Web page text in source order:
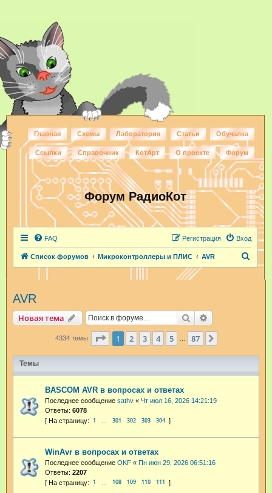
Главная Схемы Лаборатория Статьи Обучалка
Ссылки Справочник КотАрт О проекте Форум
Форум РадиоКот
FAQ Вход
Регистрация
Список форумов Микроконтроллеры и ПЛИС AVR
AVR
Новая тема Поиск
4334 темы Страница из 87
1 2 3 4 5 87
Темы
BASCOM AVR в вопросах и ответах
Последнее сообщение sathv « Чт июл 16, 2026 14:21:19
Ответы: 6078
1 … 301 302 303 304
WinAvr в вопросах и ответах
Последнее сообщение OKF « Пн июн 29, 2026 06:51:16
Ответы: 2207
1 108 109 110 111